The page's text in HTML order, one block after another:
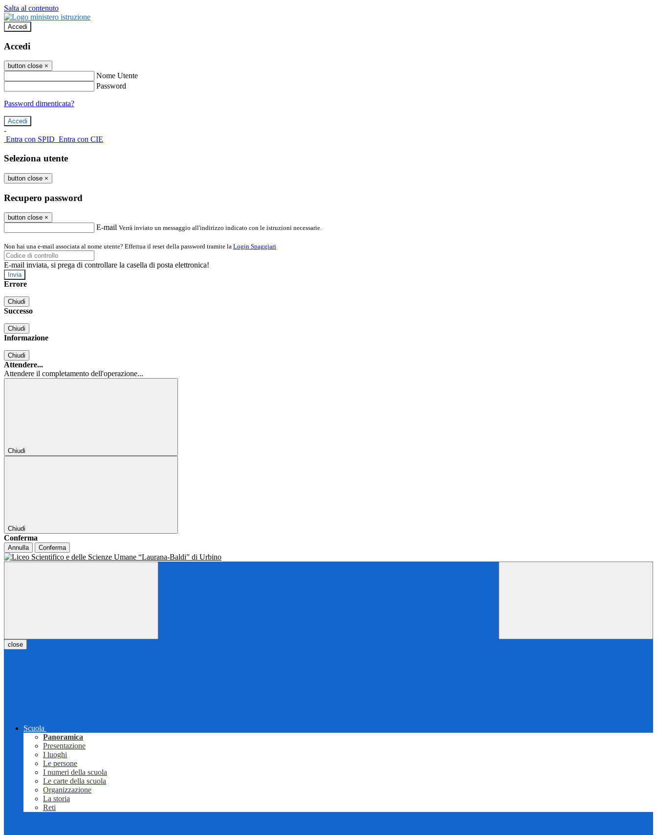
Salta al contenuto
Accedi
Accedi
button close ×
Nome Utente
Password
Password dimenticata?
-
Entra con SPID Entra con CIE
Seleziona utente
button close ×
Recupero password
button close ×
E-mail Verrà inviato un messaggio all'indirizzo indicato con le istruzioni necessarie.
Non hai una e-mail associata al nome utente? Effettua il reset della password tramite la Login Spaggiari
E-mail inviata, si prega di controllare la casella di posta elettronica!
Errore
Chiudi
Successo
Chiudi
Informazione
Chiudi
Attendere...
Attendere il completamento dell'operazione...
Chiudi
Chiudi
Conferma
Annulla Conferma
close
Scuola
Panoramica
Presentazione
I luoghi
Le persone
I numeri della scuola
Le carte della scuola
Organizzazione
La storia
Reti